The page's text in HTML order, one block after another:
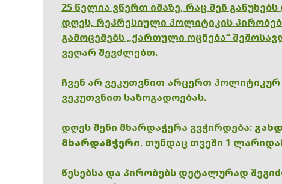
25 წელია ვწერთ იმაზე, რაც შენ
დღეს, რეპრესიული პოლიტიკის
გამოცემებს „ქართული ოცნება“
ვეღარ შევძლებთ.
ჩვენ არ ვეკუთვნით არცერთ პოლიტიკურ
ვეკუთვნით საზოგადოებას.
დღეს შენი მხარდაჭერა გვჭირდება:
მხარდამჭერი, თუნდაც თვეში 1
წესებსა და პირობებს დეტალურად